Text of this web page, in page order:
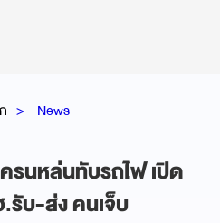
News
รนหล่นทับรถไฟ เปิด
รับ-ส่ง คนเจ็บ